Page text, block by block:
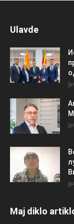
Ulavde
Maj diklo